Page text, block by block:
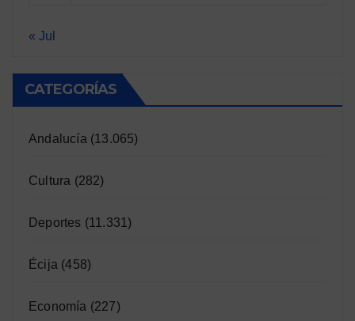
« Jul
CATEGORÍAS
Andalucía (13.065)
Cultura (282)
Deportes (11.331)
Écija (458)
Economía (227)